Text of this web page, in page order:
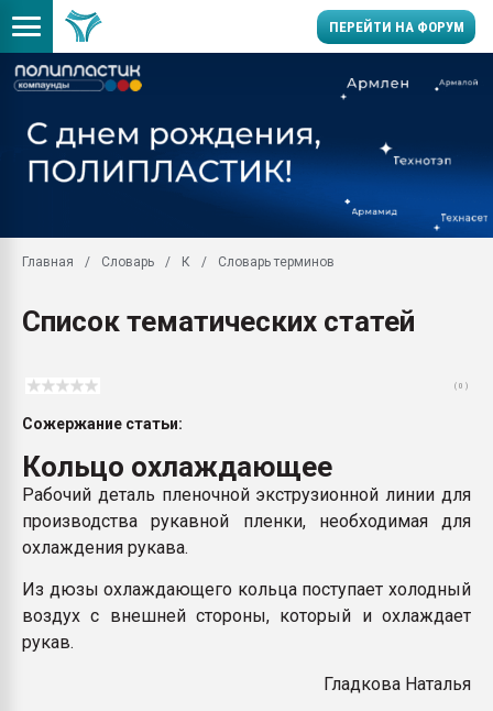
ПЕРЕЙТИ НА ФОРУМ
Вакуум-формовочные
28.07.2026
28.07.2026
ситуацией на
поликарбоната и АБС-
Armaloy PC/ABS-1IM
Главная Словарь К Словарь терминов
Список тематических статей
( 0 )
Сожержание статьи:
Кольцо охлаждающее
Рабочий деталь пленочной экструзионной линии для
производства рукавной пленки, необходимая для
охлаждения рукава.
Из дюзы охлаждающего кольца поступает холодный
воздух с внешней стороны, который и охлаждает
рукав.
Гладкова Наталья